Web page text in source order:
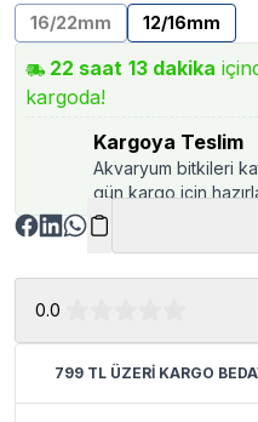
16/22mm
12/16mm
22 saat 13 dakika
kargoda!
Kargoya Teslim
Akvaryum bitkileri
gün kargo için
0.0
799 TL ÜZERİ KARGO